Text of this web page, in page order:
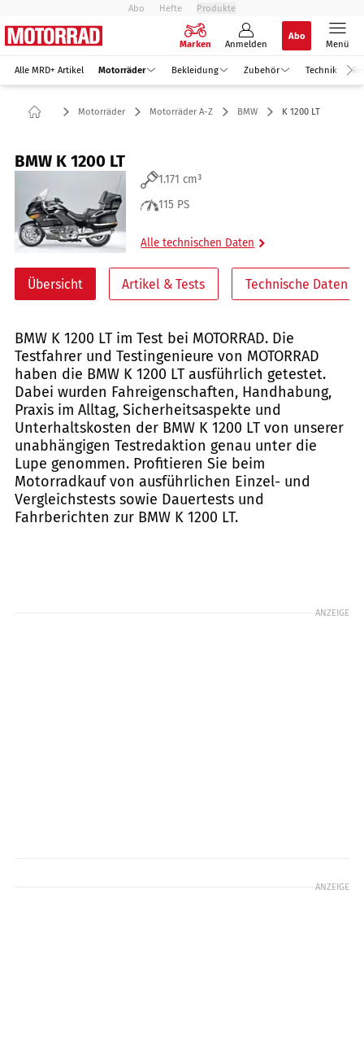
Abo Hefte Produkte
Marken Anmelden
Abo
Menü
Alle MRD+ Artikel Motorräder Bekleidung Zubehör Technik
Motorräder Motorräder A-Z BMW K 1200 LT
BMW K 1200 LT
1.171 cm³
115 PS
Alle technischen Daten
Übersicht Artikel & Tests Technische Daten
BMW K 1200 LT im Test bei MOTORRAD. Die
Testfahrer und Testingenieure von MOTORRAD
haben die BMW K 1200 LT ausführlich getestet.
Dabei wurden Fahreigenschaften, Handhabung,
Praxis im Alltag, Sicherheitsaspekte und
Unterhaltskosten der BMW K 1200 LT von unserer
unabhängigen Testredaktion genau unter die
Lupe genommen. Profitieren Sie beim
Motorradkauf von ausführlichen Einzel- und
Vergleichstests sowie Dauertests und
Fahrberichten zur BMW K 1200 LT.
ANZEIGE
ANZEIGE